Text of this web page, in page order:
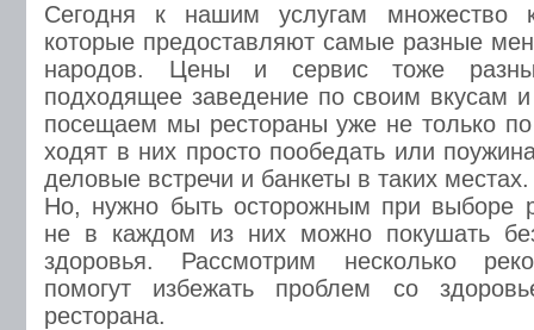
Сегодня к нашим услугам множество
которые предоставляют самые разные
народов. Цены и сервис тоже
подходящее заведение по своим вкусам
посещаем мы рестораны уже не только
ходят в них просто пообедать или
деловые встречи и банкеты в таких местах.
Но, нужно быть осторожным при выборе
не в каждом из них можно покушать
здоровья. Рассмотрим несколько
помогут избежать проблем со
ресторана.